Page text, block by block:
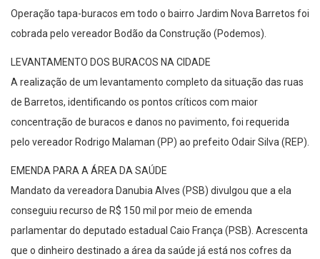
Operação tapa-buracos em todo o bairro Jardim Nova Barretos foi
cobrada pelo vereador Bodão da Construção (Podemos).
LEVANTAMENTO DOS BURACOS NA CIDADE
A realização de um levantamento completo da situação das ruas
de Barretos, identificando os pontos críticos com maior
concentração de buracos e danos no pavimento, foi requerida
pelo vereador Rodrigo Malaman (PP) ao prefeito Odair Silva (REP).
EMENDA PARA A ÁREA DA SAÚDE
Mandato da vereadora Danubia Alves (PSB) divulgou que a ela
conseguiu recurso de R$ 150 mil por meio de emenda
parlamentar do deputado estadual Caio França (PSB). Acrescenta
que o dinheiro destinado a área da saúde já está nos cofres da